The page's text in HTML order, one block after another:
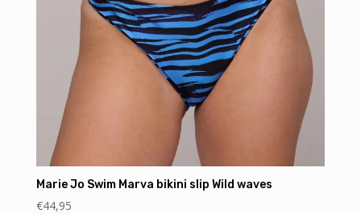
Marie Jo Swim Marva bikini slip Wild waves
€44,95